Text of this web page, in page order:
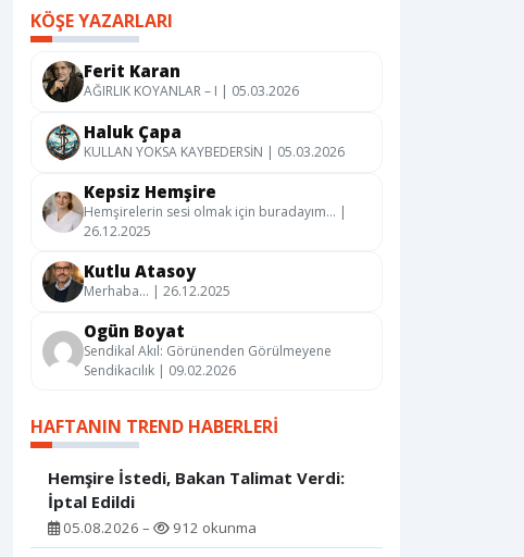
KÖŞE YAZARLARI
Ferit Karan
AĞIRLIK KOYANLAR – I | 05.03.2026
Haluk Çapa
KULLAN YOKSA KAYBEDERSİN | 05.03.2026
Kepsiz Hemşire
Hemşirelerin sesi olmak için buradayım… |
26.12.2025
Kutlu Atasoy
Merhaba… | 26.12.2025
Ogün Boyat
Sendikal Akıl: Görünenden Görülmeyene
Sendikacılık | 09.02.2026
HAFTANIN TREND HABERLERI
Hemşire İstedi, Bakan Talimat Verdi:
İptal Edildi
05.08.2026 – 912 okunma